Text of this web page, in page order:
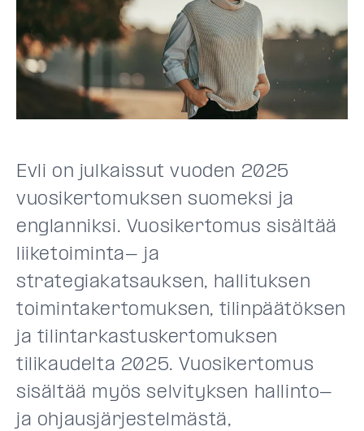
Evli on julkaissut vuoden 2025
vuosikertomuksen suomeksi ja
englanniksi. Vuosikertomus sisältää
liiketoiminta- ja
strategiakatsauksen, hallituksen
toimintakertomuksen, tilinpäätöksen
ja tilintarkastuskertomuksen
tilikaudelta 2025. Vuosikertomus
sisältää myös selvityksen hallinto-
ja ohjausjärjestelmästä,